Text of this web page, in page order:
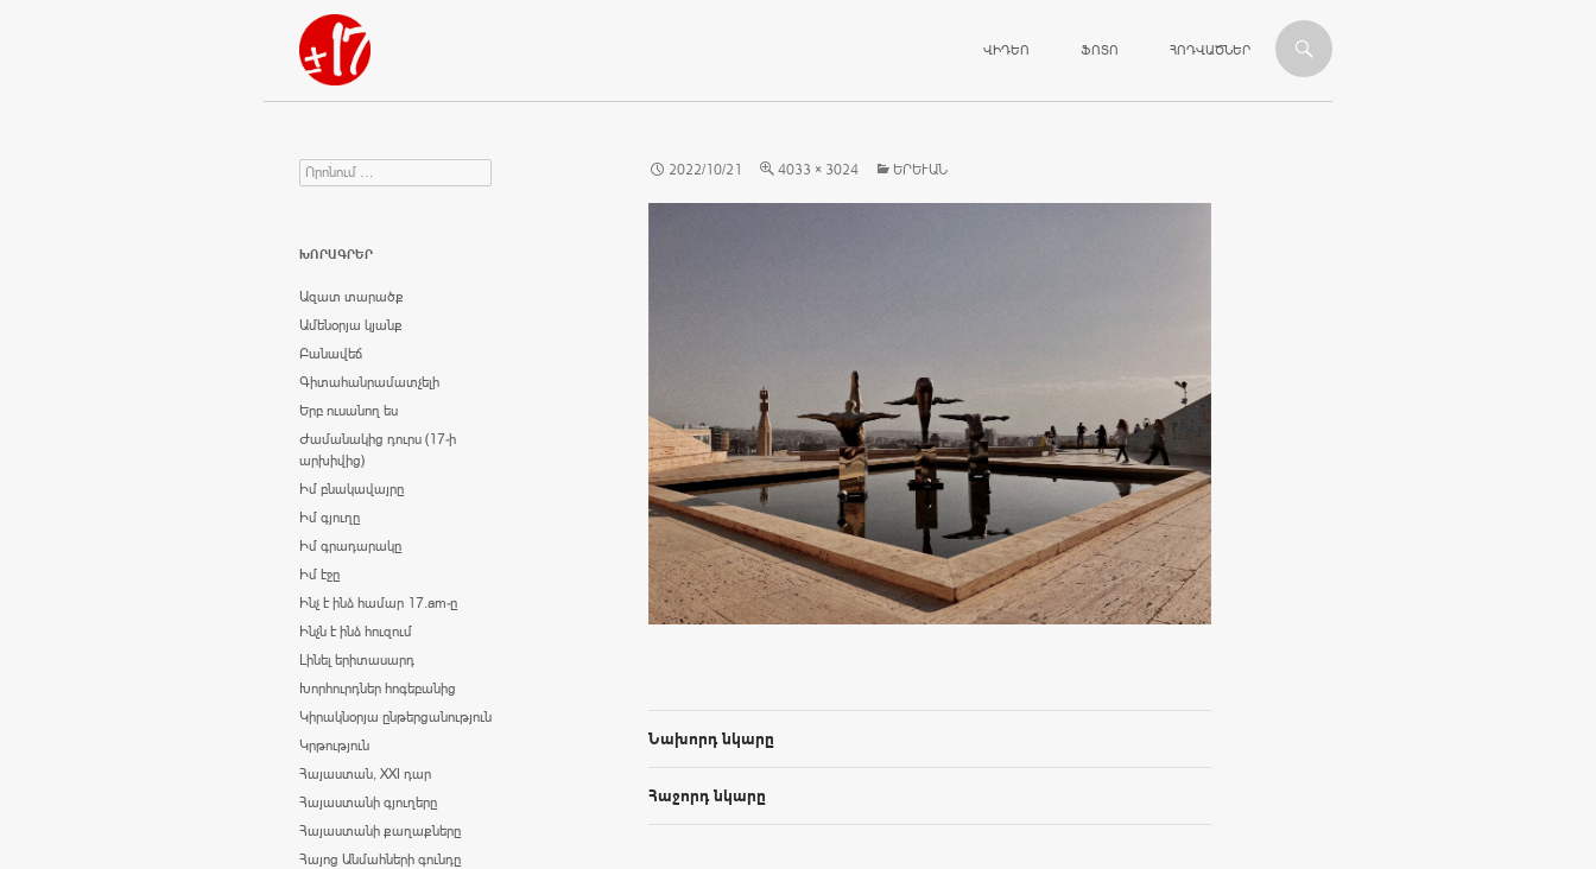
Որոնում
ՎԻԴԵՈ ՖՈՏՈ ՀՈԴՎԱԾՆԵՐ
2022/10/21 4033 × 3024 ԵՐԵՒԱՆ
Նախորդ նկարը
Հաջորդ նկարը
Search for:
ԽՈՐԱԳՐԵՐ
Ազատ տարածք
Ամենօրյա կյանք
Բանավեճ
Գիտահանրամատչելի
Երբ ուսանող ես
Ժամանակից դուրս (17-ի
արխիվից)
Իմ բնակավայրը
Իմ գյուղը
Իմ գրադարակը
Իմ էջը
Ինչ է ինձ համար 17.am-ը
Ինչն է ինձ հուզում
Լինել երիտասարդ
Խորհուրդներ հոգեբանից
Կիրակնօրյա ընթերցանություն
Կրթություն
Հայաստան, XXI դար
Հայաստանի գյուղերը
Հայաստանի քաղաքները
Հայոց Անմահների գունդը